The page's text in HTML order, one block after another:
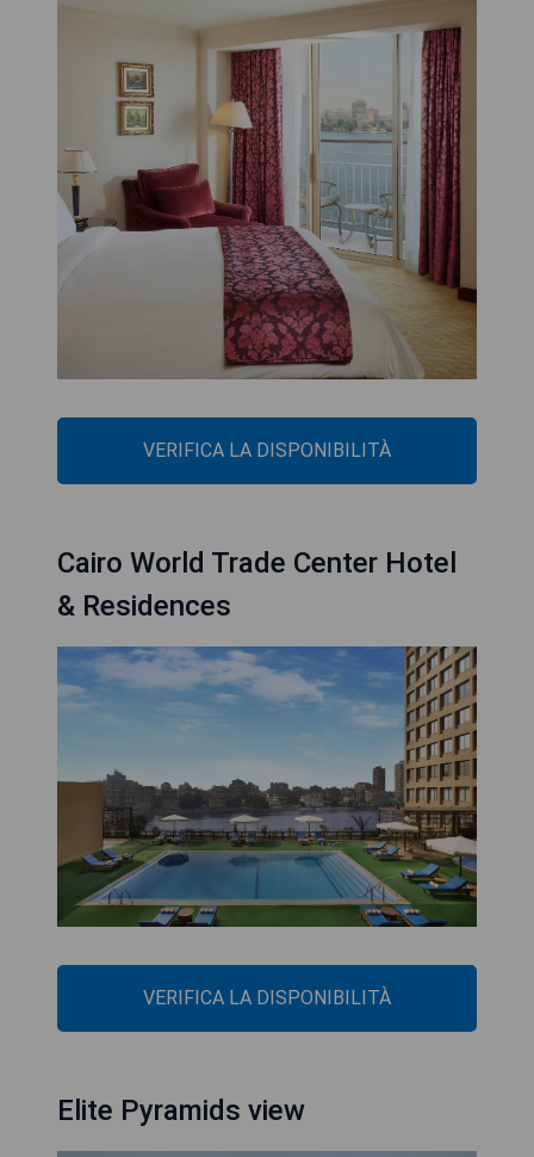
VERIFICA LA DISPONIBILITÀ
Cairo World Trade Center Hotel
& Residences
VERIFICA LA DISPONIBILITÀ
Elite Pyramids view